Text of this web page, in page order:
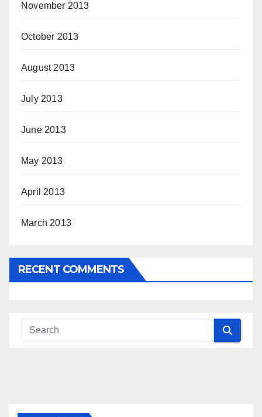
November 2013
October 2013
August 2013
July 2013
June 2013
May 2013
April 2013
March 2013
RECENT COMMENTS